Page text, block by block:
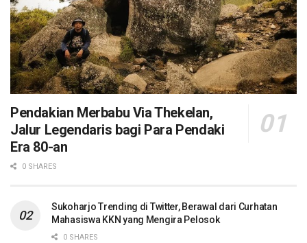
Pendakian Merbabu Via Thekelan,
Jalur Legendaris bagi Para Pendaki
Era 80-an
0 SHARES
Sukoharjo Trending di Twitter, Berawal dari Curhatan
Mahasiswa KKN yang Mengira Pelosok
0 SHARES